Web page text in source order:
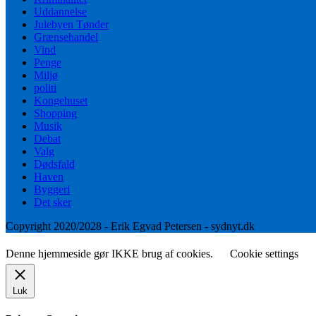
Uddannelse
Julebyen Tønder
Grænsehandel
Vind
Penge
Miljø
politi
Kongehuset
Shopping
Musik
Debat
Valg
Dødsfald
Haven
Byggeri
Det sker
Copyright 2020/2028 - Erik Egvad Petersen - sydnyt.dk
Denne hjemmeside gør IKKE brug af cookies. Cookie settings
Luk